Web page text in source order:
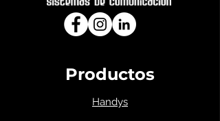
Productos
Handys